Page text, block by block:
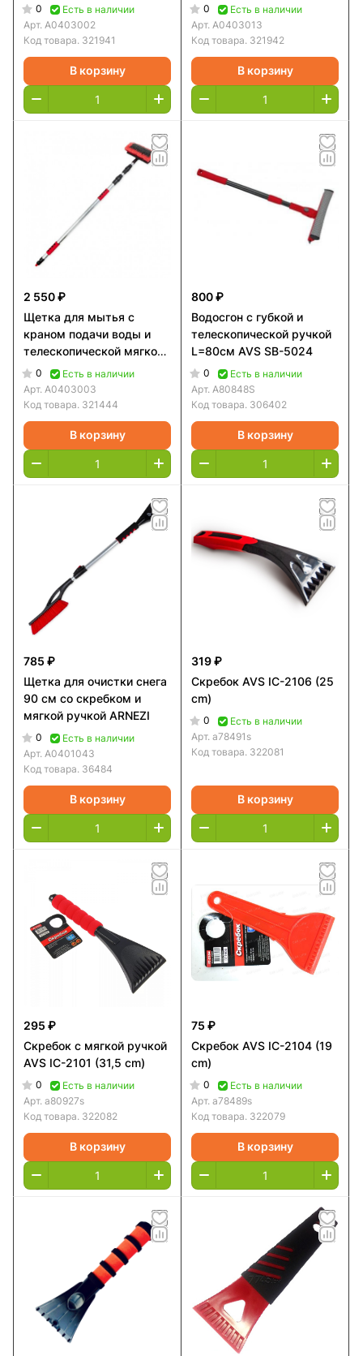
ручкой L=100-168 см
ARNEZI (A0403002)
0
Есть в наличии
Арт. A0403002
Код товара. 321941
В корзину
ручкой L=100-168 см
ARNEZI (A0403013)
0
Есть в наличии
Арт. A0403013
Код товара. 321942
В корзину
2 550 ₽
Щетка для мытья с
краном подачи воды и
телескопической мягкой
ручкой L=132-300 см
ARNEZI
0
Есть в наличии
Арт. A0403003
Код товара. 321444
В корзину
800 ₽
Водосгон с губкой и
телескопической ручкой
L=80см AVS SB-5024
0
Есть в наличии
Арт. A80848S
Код товара. 306402
В корзину
785 ₽
Щетка для очистки снега
90 см со скребком и
мягкой ручкой ARNEZI
0
Есть в наличии
Арт. A0401043
Код товара. 36484
В корзину
319 ₽
Скребок AVS IC-2106 (25
cm)
0
Есть в наличии
Арт. a78491s
Код товара. 322081
В корзину
295 ₽
Скребок с мягкой ручкой
AVS IC-2101 (31,5 cm)
0
Есть в наличии
Арт. a80927s
Код товара. 322082
В корзину
75 ₽
Скребок AVS IC-2104 (19
cm)
0
Есть в наличии
Арт. a78489s
Код товара. 322079
В корзину